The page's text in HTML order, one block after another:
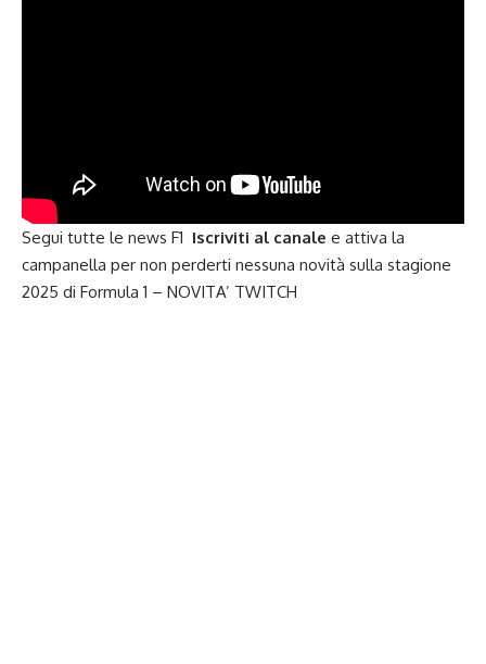
Segui tutte le news F1 Iscriviti al canale e attiva la
campanella per non perderti nessuna novità sulla stagione
2025 di Formula 1 – NOVITA’ TWITCH